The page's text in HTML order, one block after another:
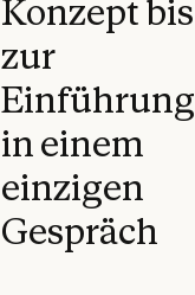
Konzept bis
zur
Einführung
in einem
einzigen
Gespräch